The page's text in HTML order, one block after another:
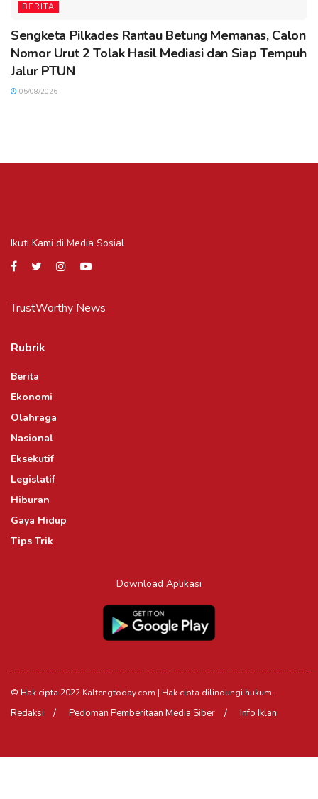
BERITA
Sengketa Pilkades Rantau Betung Memanas, Calon
Nomor Urut 2 Tolak Hasil Mediasi dan Siap Tempuh
Jalur PTUN
05/08/2026
Ikuti Kami di Media Sosial
TrustWorthy News
Rubrik
Berita
Ekonomi
Olahraga
Nasional
Eksekutif
Legislatif
Hiburan
Gaya Hidup
Tips Trik
Download Aplikasi
© Hak cipta 2022 Kaltengtoday.com | Hak cipta dilindungi hukum.
Redaksi Pedoman Pemberitaan Media Siber Info Iklan